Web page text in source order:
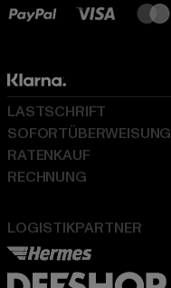
LOGISTIKPARTNER
LASTSCHRIFT
SOFORTÜBERWEISUNG
RATENKAUF
RECHNUNG